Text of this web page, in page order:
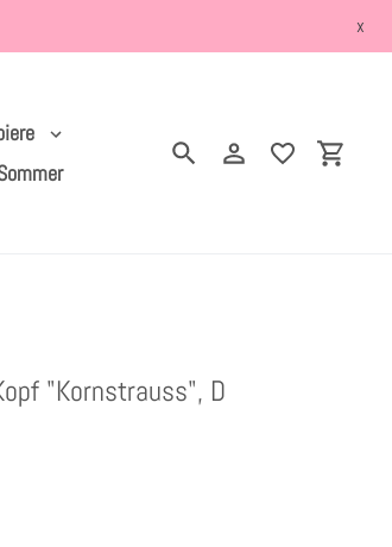
x
SuchenEinloggen
"Kornstrauss", D